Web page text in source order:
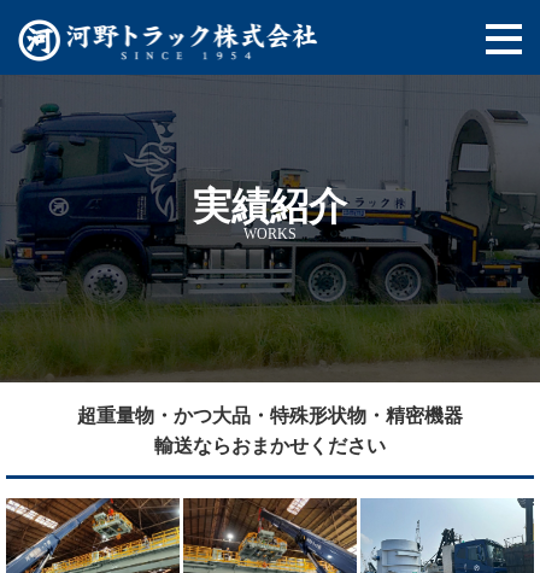
実績紹介
WORKS
超重量物・かつ大品・特殊形状物・精密機器
輸送ならおまかせください